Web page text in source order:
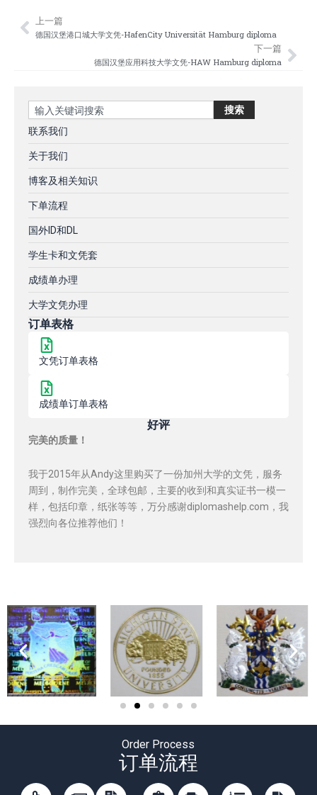
Prev
上一篇
德国汉堡港口城大学文凭-HafenCity Universität Hamburg diploma
下一篇
德国汉堡应用科技大学文凭-HAW Hamburg diploma
Search 搜索
联系我们
关于我们
博客及相关知识
下单流程
国外ID和DL
学生卡和文凭套
成绩单办理
大学文凭办理
订单表格
文凭订单表格
成绩单订单表格
好评
完美的质量！
我于2015年从Andy这里购买了一份加州大学的文凭，服务
周到，制作完美，全球包邮，主要的收到和真实证书一模一
样，包括印章，纸张等等，万分感谢diplomashelp.com，我
强烈向各位推荐他们！
Order Process
订单流程